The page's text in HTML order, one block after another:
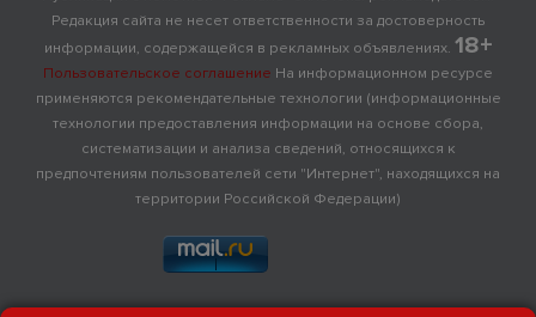
Редакция сайта не несет ответственности за достоверность
информации, содержащейся в рекламных объявлениях. 18+
Пользовательское соглашение На информационном ресурсе
применяются рекомендательные технологии (информационные
технологии предоставления информации на основе сбора,
систематизации и анализа сведений, относящихся к
предпочтениям пользователей сети "Интернет", находящихся на
территории Российской Федерации)